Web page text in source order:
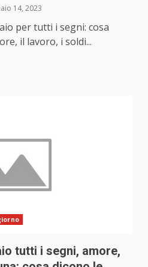
14, 2023
per tutti i segni: cosa
il lavoro, i soldi...
tutti i segni, amore,